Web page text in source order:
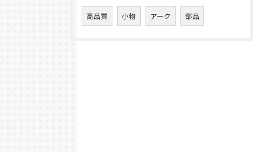
高品質 小物 アーク 部品